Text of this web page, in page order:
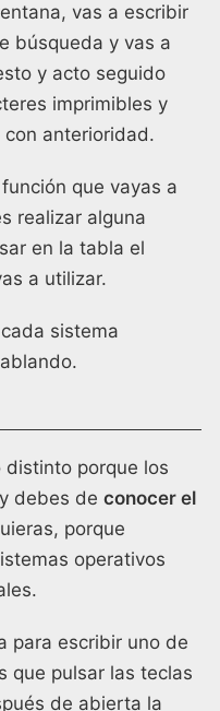
vas a escribir
búsqueda y vas a
y acto seguido
imprimibles y
anterioridad.
que vayas a
realizar alguna
en la tabla el
a utilizar.
sistema
distinto porque los
debes de conocer el
porque
operativos
para escribir uno de
que pulsar las teclas
de abierta la